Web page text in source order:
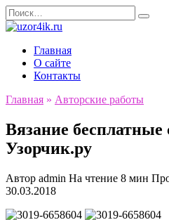
Перейти
к
Search
for:
Главная
О сайте
Контакты
Главная » Авторские работы
Вязание
Узорчик.ру
Автор admin На чтение 8 мин
30.03.2018